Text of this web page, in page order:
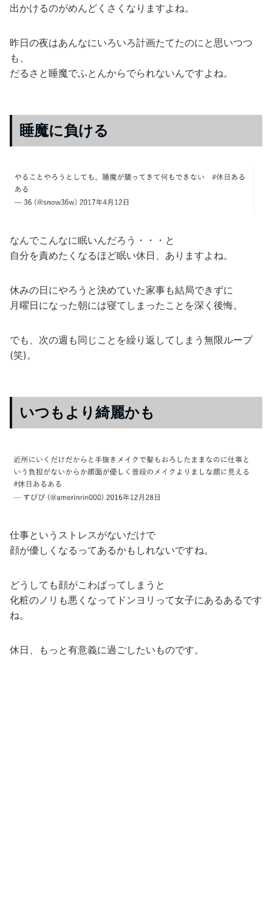
出かけるのがめんどくさくなりますよね。
昨日の夜はあんなにいろいろ計画たてたのにと思いつつ
も、
だるさと睡魔でふとんからでられないんですよね。
睡魔に負ける
なんでこんなに眠いんだろう・・・と
自分を責めたくなるほど眠い休日、ありますよね。
休みの日にやろうと決めていた家事も結局できずに
月曜日になった朝には寝てしまったことを深く後悔。
でも、次の週も同じことを繰り返してしまう無限ループ
(笑)。
いつもより綺麗かも
仕事というストレスがないだけで
顔が優しくなるってあるかもしれないですね。
どうしても顔がこわばってしまうと
化粧のノリも悪くなってドンヨリって女子にあるあるです
ね。
休日、もっと有意義に過ごしたいものです。